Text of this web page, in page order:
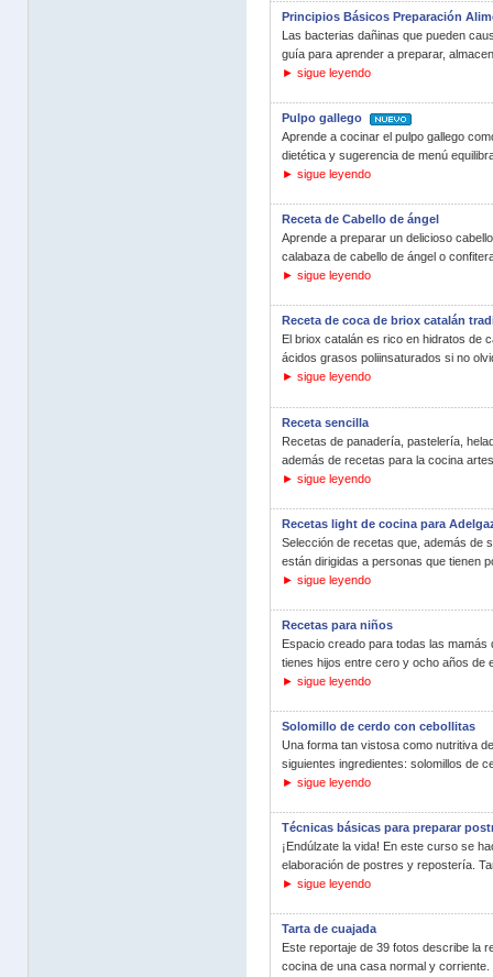
Principios Básicos Preparación
Las bacterias dañinas que pueden
guía para aprender a preparar,
► sigue leyendo
Pulpo gallego
Aprende a cocinar el pulpo gallego
dietética y sugerencia de menú
► sigue leyendo
Receta de Cabello de ángel
Aprende a preparar un delicioso
calabaza de cabello de ángel o
► sigue leyendo
Receta de coca de briox catalán
El briox catalán es rico en hidratos de
ácidos grasos poliinsaturados si no
► sigue leyendo
Receta sencilla
Recetas de panadería, pastelería,
además de recetas para la cocina
► sigue leyendo
Recetas light de cocina para
Selección de recetas que, además de
están dirigidas a personas que tienen
► sigue leyendo
Recetas para niños
Espacio creado para todas las mamás
tienes hijos entre cero y ocho años de
► sigue leyendo
Solomillo de cerdo con cebollitas
Una forma tan vistosa como nutritiva
siguientes ingredientes: solomillos de
► sigue leyendo
Técnicas básicas para preparar
¡Endúlzate la vida! En este curso se
elaboración de postres y repostería.
► sigue leyendo
Tarta de cuajada
Este reportaje de 39 fotos describe la
cocina de una casa normal y